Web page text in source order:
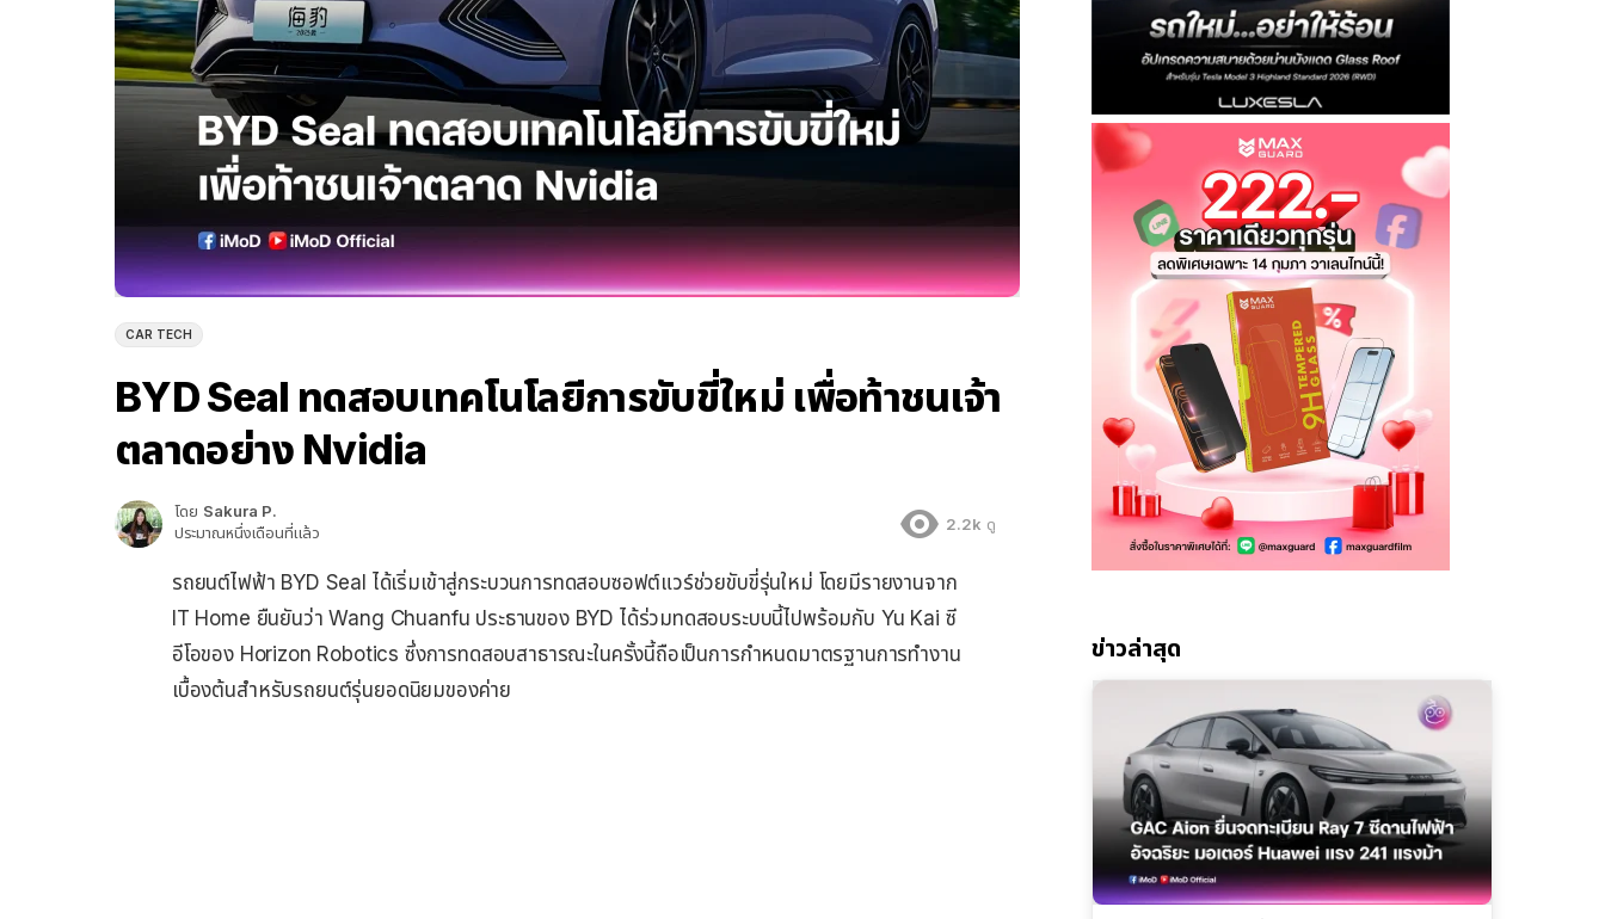
CAR TECH
BYD Seal ทดสอบเทคโนโลยีการขับขี่ใหม่ เพื่อท้าชนเจ้า
ตลาดอย่าง Nvidia
โดย Sakura P.
ประมาณหนึ่งเดือนที่แล้ว
2.2k ดู
รถยนต์ไฟฟ้า BYD Seal ได้เริ่มเข้าสู่กระบวนการทดสอบซอฟต์แวร์ช่วยขับขี่รุ่นใหม่ โดยมีรายงานจาก
IT Home ยืนยันว่า Wang Chuanfu ประธานของ BYD ได้ร่วมทดสอบระบบนี้ไปพร้อมกับ Yu Kai ซี
อีโอของ Horizon Robotics ซึ่งการทดสอบสาธารณะในครั้งนี้ถือเป็นการกำหนดมาตรฐานการทำงาน
เบื้องต้นสำหรับรถยนต์รุ่นยอดนิยมของค่าย
ข่าวล่าสุด